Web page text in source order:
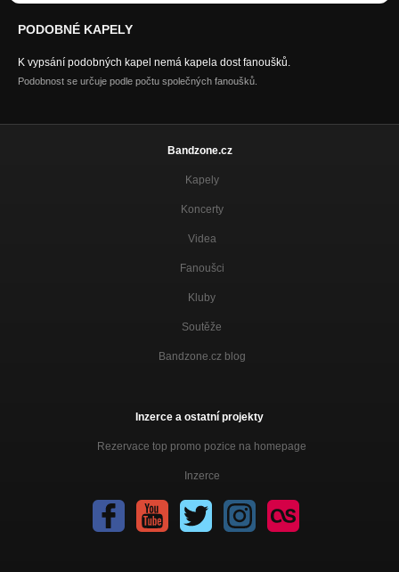
PODOBNÉ KAPELY
K vypsání podobných kapel nemá kapela dost fanoušků.
Podobnost se určuje podle počtu společných fanoušků.
Bandzone.cz
Kapely
Koncerty
Videa
Fanoušci
Kluby
Soutěže
Bandzone.cz blog
Inzerce a ostatní projekty
Rezervace top promo pozice na homepage
Inzerce